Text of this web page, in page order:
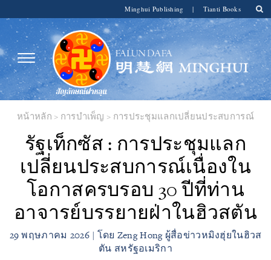
Minghui Publishing | Tianti Books
หน้าหลัก > การบำเพ็ญ > การประชุมแลกเปลี่ยนประสบการณ์
รัฐเท็กซัส : การประชุมแลก
เปลี่ยนประสบการณ์เนื่องใน
โอกาสครบรอบ 30 ปีที่ท่าน
อาจารย์บรรยายฝ่าในฮิวสตัน
29 พฤษภาคม 2026 | โดย Zeng Hong ผู้สื่อข่าวหมิงฮุ่ยในฮิวส
ตัน สหรัฐอเมริกา